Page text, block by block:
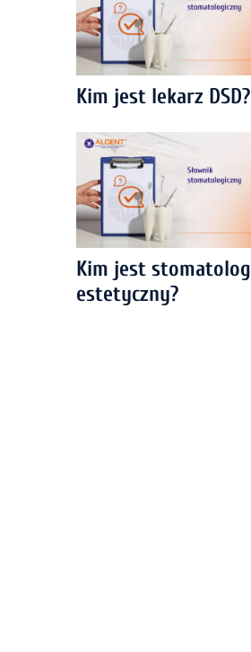
Kim jest lekarz DSD?
Kim jest stomatolog
estetyczny?